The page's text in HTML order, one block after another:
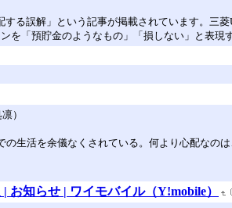
誤解」という記事が掲載されています。三
を「預貯金のようなもの」「損しない」と表現
）
生活を余儀なくされている。何より心配なの
お知らせ | ワイモバイル（Y!mobile）